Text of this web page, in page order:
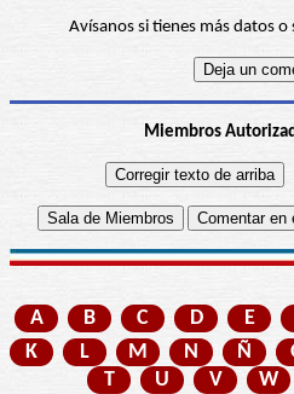
Avísanos si tienes más datos
Miembros
A B C D E
K
L M N Ñ
T
U V W